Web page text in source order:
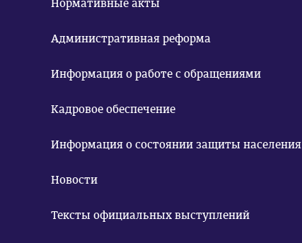
Нормативные акты
Административная реформа
Информация о работе с обращениями
Кадровое обеспечение
Информация о состоянии защиты населения
Новости
Тексты официальных выступлений